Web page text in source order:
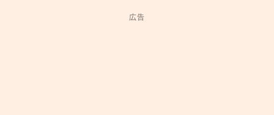
広告